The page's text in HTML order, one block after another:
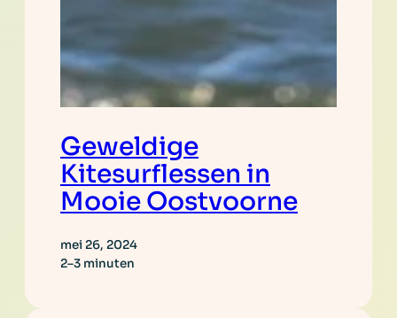
Geweldige
Kitesurflessen in
Mooie Oostvoorne
mei 26, 2024
2–3 minuten